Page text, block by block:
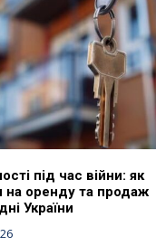
під час війни: як
на оренду та продаж
України